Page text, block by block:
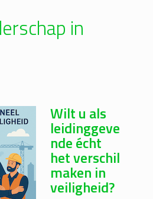
in
Wilt u als
leidinggeve
nde écht
het verschil
maken in
veiligheid?